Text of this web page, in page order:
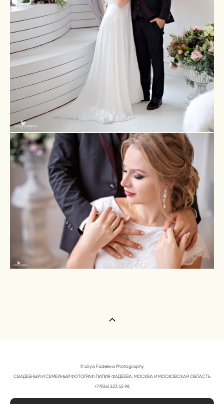
© Liliya Fadeeva Photography
СВАДЕБНЫЙ И СЕМЕЙНЫЙ ФОТОГРАФ ЛИЛИЯ ФАДЕЕВА. МОСКВА И МОСКОВСКАЯ ОБЛАСТЬ
+7 (926) 223 45 98